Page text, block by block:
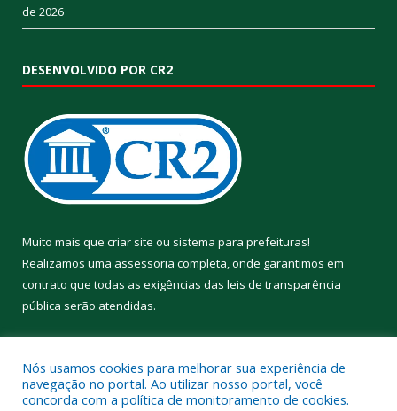
de 2026
DESENVOLVIDO POR CR2
Muito mais que criar site ou sistema para prefeituras!
Realizamos uma assessoria completa, onde garantimos em
contrato que todas as exigências das leis de transparência
pública serão atendidas.
Nós usamos cookies para melhorar sua experiência de
navegação no portal. Ao utilizar nosso portal, você
concorda com a política de monitoramento de cookies.